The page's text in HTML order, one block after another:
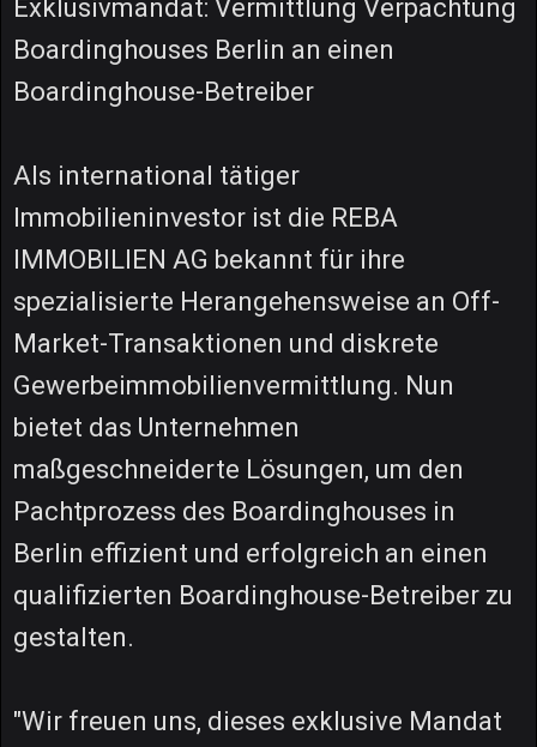
Exklusivmandat: Vermittlung Verpachtung
Boardinghouses Berlin an einen
Boardinghouse-Betreiber
Als international tätiger
Immobilieninvestor ist die REBA
IMMOBILIEN AG bekannt für ihre
spezialisierte Herangehensweise an Off-
Market-Transaktionen und diskrete
Gewerbeimmobilienvermittlung. Nun
bietet das Unternehmen
maßgeschneiderte Lösungen, um den
Pachtprozess des Boardinghouses in
Berlin effizient und erfolgreich an einen
qualifizierten Boardinghouse-Betreiber zu
gestalten.
"Wir freuen uns, dieses exklusive Mandat